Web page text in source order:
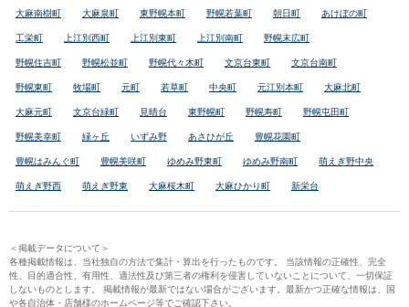
大麻南樹町 大麻泉町 東野幌本町 野幌若葉町 朝日町 あけぼの町
工栄町 上江別西町 上江別東町 上江別南町 野幌末広町
野幌住吉町 野幌松並町 野幌代々木町 文京台東町 文京台南町
野幌東町 牧場町 元町 若草町 中央町 元江別本町 大麻北町
大麻元町 文京台緑町 見晴台 東野幌町 野幌寿町 野幌屯田町
野幌美幸町 緑ヶ丘 いずみ野 あさひが丘 豊幌花園町
豊幌はみんぐ町 豊幌美咲町 ゆめみ野東町 ゆめみ野南町 萌えぎ野中央
萌えぎ野西 萌えぎ野東 大麻桜木町 大麻ひかり町 新栄台
＜掲載データについて＞
各種掲載情報は、当社独自の方法で集計・算出を行ったものです。 当該情報の正確性、完全
性、目的適合性、有用性、適法性及び第三者の権利を侵害していないことについて、一切保証
しないものとします。 掲載情報が最新ではない場合がございます。最新かつ正確な情報は、国
や各自治体・店舗様のホームページ等でご確認下さい。